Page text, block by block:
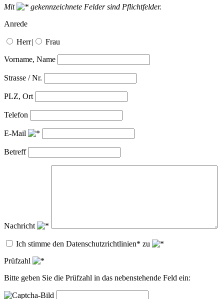
Mit
gekennzeichnete Felder sind Pflichtfelder.
Anrede
Herr| Frau
Vorname, Name
Strasse / Nr.
PLZ, Ort
Telefon
E-Mail
Betreff
Nachricht
Ich stimme den Datenschutzrichtlinien* zu
Prüfzahl
Bitte geben Sie die Prüfzahl in das nebenstehende Feld ein: